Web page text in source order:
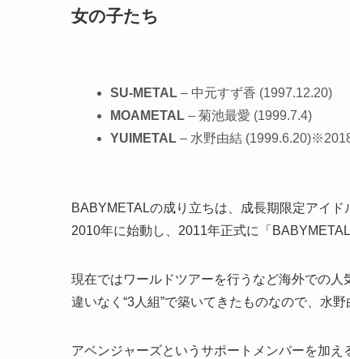
女の子たち
SU-METAL – 中元すず香 (1997.12.20)
MOAMETAL – 菊池最愛 (1999.7.4)
YUIMETAL – 水野由結
BABYMETALの成り立ちは、成長期限定アイ
2010年に始動し、2011年正式に「
現在ではワールドツアーを行うなど海外での
違いなく“3人組”で築いてきたものなので、水
アベンジャーズというサポートメンバーを加